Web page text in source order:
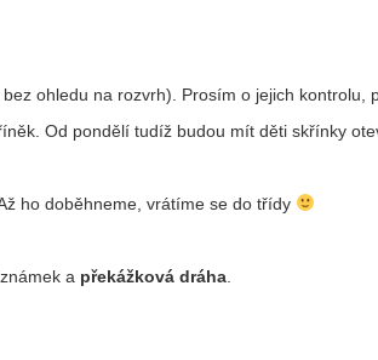
bez ohledu na rozvrh). Prosím o jejich kontrolu,
Od pondělí tudíž budou mít děti skřínky
Až ho doběhneme, vrátíme se do třídy
a překážková dráha.